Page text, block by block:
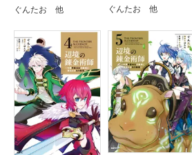
ぐんたお 他
ぐんたお 他